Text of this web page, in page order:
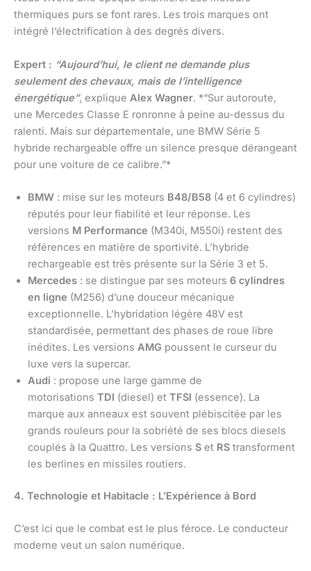
thermiques purs se font rares. Les trois marques ont
intégré l’électrification à des degrés divers.
Expert : “Aujourd’hui, le client ne demande plus
seulement des chevaux, mais de l’intelligence
énergétique”, explique Alex Wagner. *“Sur autoroute,
une Mercedes Classe E ronronne à peine au-dessus du
ralenti. Mais sur départementale, une BMW Série 5
hybride rechargeable offre un silence presque dérangeant
pour une voiture de ce calibre.”*
BMW : mise sur les moteurs B48/B58 (4 et 6 cylindres)
réputés pour leur fiabilité et leur réponse. Les
versions M Performance (M340i, M550i) restent des
références en matière de sportivité. L’hybride
rechargeable est très présente sur la Série 3 et 5.
Mercedes : se distingue par ses moteurs 6 cylindres
en ligne (M256) d’une douceur mécanique
exceptionnelle. L’hybridation légère 48V est
standardisée, permettant des phases de roue libre
inédites. Les versions AMG poussent le curseur du
luxe vers la supercar.
Audi : propose une large gamme de
motorisations TDI (diesel) et TFSI (essence). La
marque aux anneaux est souvent plébiscitée par les
grands rouleurs pour la sobriété de ses blocs diesels
couplés à la Quattro. Les versions S et RS transforment
les berlines en missiles routiers.
4. Technologie et Habitacle : L’Expérience à Bord
C’est ici que le combat est le plus féroce. Le conducteur
moderne veut un salon numérique.